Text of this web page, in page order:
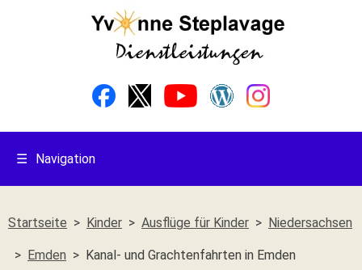
☰ Navigation
Startseite Kinder Ausflüge für Kinder Niedersachsen
Emden Kanal- und Grachtenfahrten in Emden